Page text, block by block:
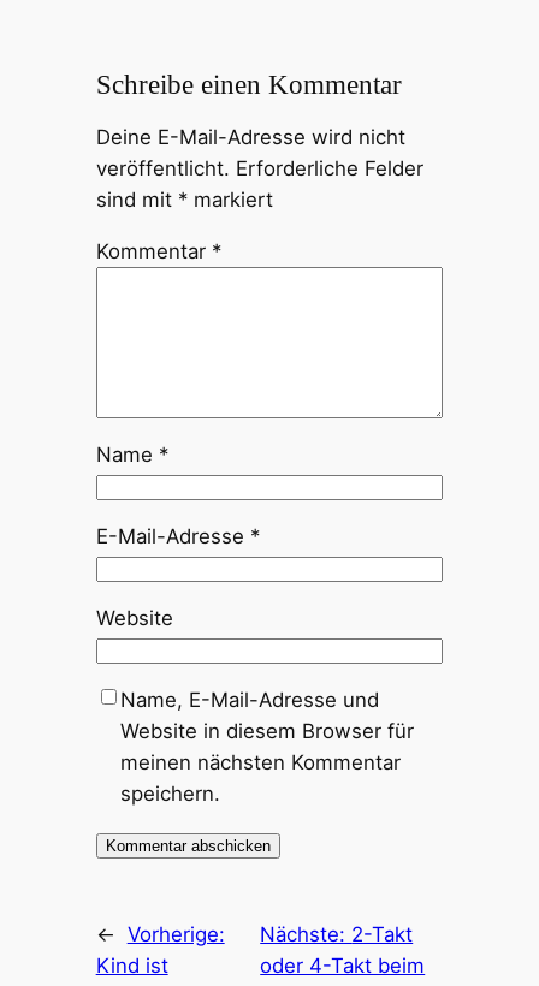
Schreibe einen Kommentar
Deine E-Mail-Adresse wird nicht
veröffentlicht. Erforderliche Felder
sind mit *markiert
Kommentar *
Name *
E-Mail-Adresse *
Website
Name, E-Mail-Adresse und
Website in diesem Browser für
meinen nächsten Kommentar
speichern.
← Vorherige:
Kind ist
Nächste: 2-Takt
oder 4-Takt beim